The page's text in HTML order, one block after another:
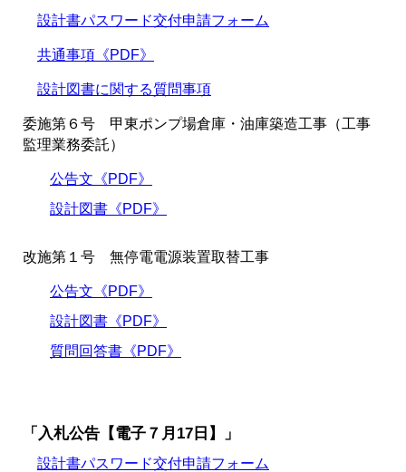
設計書パスワード交付申請フォーム
共通事項《PDF》
設計図書に関する質問事項
委施第６号 甲東ポンプ場倉庫・油庫築造工事（工事
監理業務委託）
公告文《PDF》
設計図書《PDF》
改施第１号 無停電電源装置取替工事
公告文《PDF》
設計図書《PDF》
質問回答書《PDF》
「入札公告【電子７月17日】」
設計書パスワード交付申請フォーム